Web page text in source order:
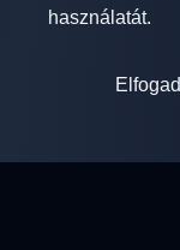
használatát.
Elfogad